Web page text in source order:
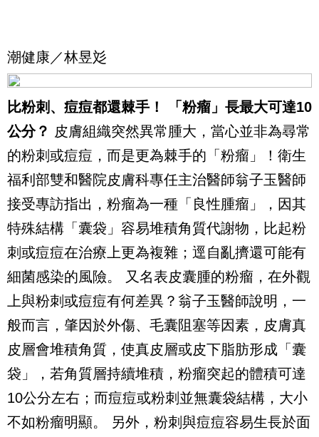
潮健康／林昱彣
比粉刺、痘痘都還棘手！ 「粉瘤」長最大可達10
公分？ 皮膚組織突然異常腫大，當心並非為尋常
的粉刺或痘痘，而是更為棘手的「粉瘤」！衛生
福利部雙和醫院皮膚科專任主治醫師翁子玉醫師
接受專訪指出，粉瘤為一種「良性腫瘤」，因其
特殊結構「囊袋」容易堆積角質代謝物，比起粉
刺或痘痘在治療上更為複雜；逕自亂擠還可能有
細菌感染的風險。 又名表皮囊腫的粉瘤，在外觀
上與粉刺或痘痘有何差異？翁子玉醫師說明，一
般而言，肇因於外傷、毛囊阻塞等因素，皮膚真
皮層會堆積角質，使真皮層或皮下脂肪形成「囊
袋」，若角質層持續堆積，粉瘤突起的體積可達
10公分左右；而痘痘或粉刺並無囊袋結構，大小
不如粉瘤明顯。
另外，粉刺與痘痘容易生長於面